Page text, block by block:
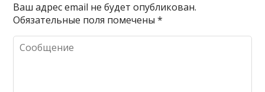
Ваш адрес email не будет опубликован.
Обязательные поля помечены*